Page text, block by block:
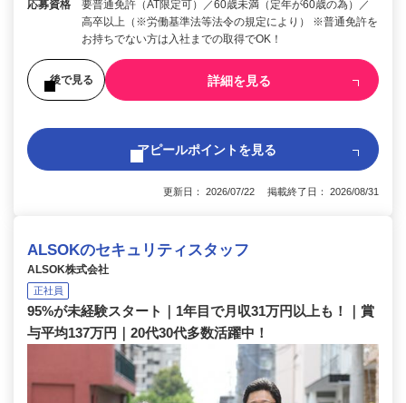
応募資格
要普通免許（AT限定可）／60歳未満（定年が60歳の為）／
高卒以上（※労働基準法等法令の規定により） ※普通免許を
お持ちでない方は入社までの取得でOK！
後で見る 詳細を見る
アピールポイントを見る
更新日： 2026/07/22 掲載終了日： 2026/08/31
ALSOKのセキュリティスタッフ
ALSOK株式会社
正社員
95%が未経験スタート｜1年目で月収31万円以上も！｜賞
与平均137万円｜20代30代多数活躍中！